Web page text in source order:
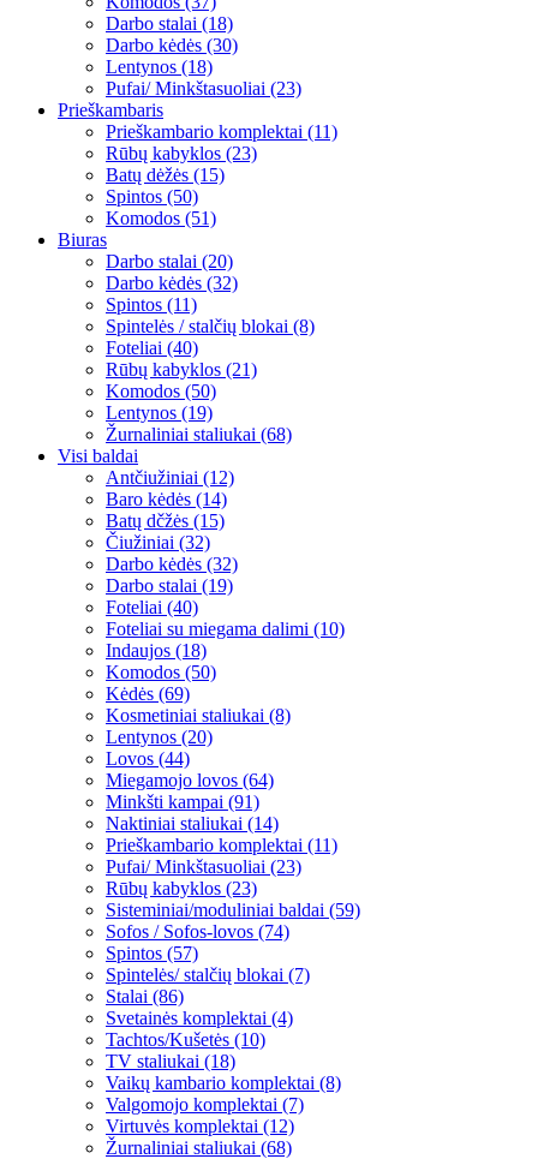
Darbo stalai (18)
Darbo kėdės (30)
Lentynos (18)
Pufai/ Minkštasuoliai (23)
Prieškambaris
Prieškambario komplektai (11)
Rūbų kabyklos (23)
Batų dėžės (15)
Spintos (50)
Komodos (51)
Biuras
Darbo stalai (20)
Darbo kėdės (32)
Spintos (11)
Spintelės / stalčių blokai (8)
Foteliai (40)
Rūbų kabyklos (21)
Komodos (50)
Lentynos (19)
Žurnaliniai staliukai (68)
Visi baldai
Antčiužiniai (12)
Baro kėdės (14)
Batų dčžės (15)
Čiužiniai (32)
Darbo kėdės (32)
Darbo stalai (19)
Foteliai (40)
Foteliai su miegama dalimi (10)
Indaujos (18)
Komodos (50)
Kėdės (69)
Kosmetiniai staliukai (8)
Lentynos (20)
Lovos (44)
Miegamojo lovos (64)
Minkšti kampai (91)
Naktiniai staliukai (14)
Prieškambario komplektai (11)
Pufai/ Minkštasuoliai (23)
Rūbų kabyklos (23)
Sisteminiai/moduliniai baldai (59)
Sofos / Sofos-lovos (74)
Spintos (57)
Spintelės/ stalčių blokai (7)
Stalai (86)
Svetainės komplektai (4)
Tachtos/Kušetės (10)
TV staliukai (18)
Vaikų kambario komplektai (8)
Valgomojo komplektai (7)
Virtuvės komplektai (12)
Žurnaliniai staliukai (68)